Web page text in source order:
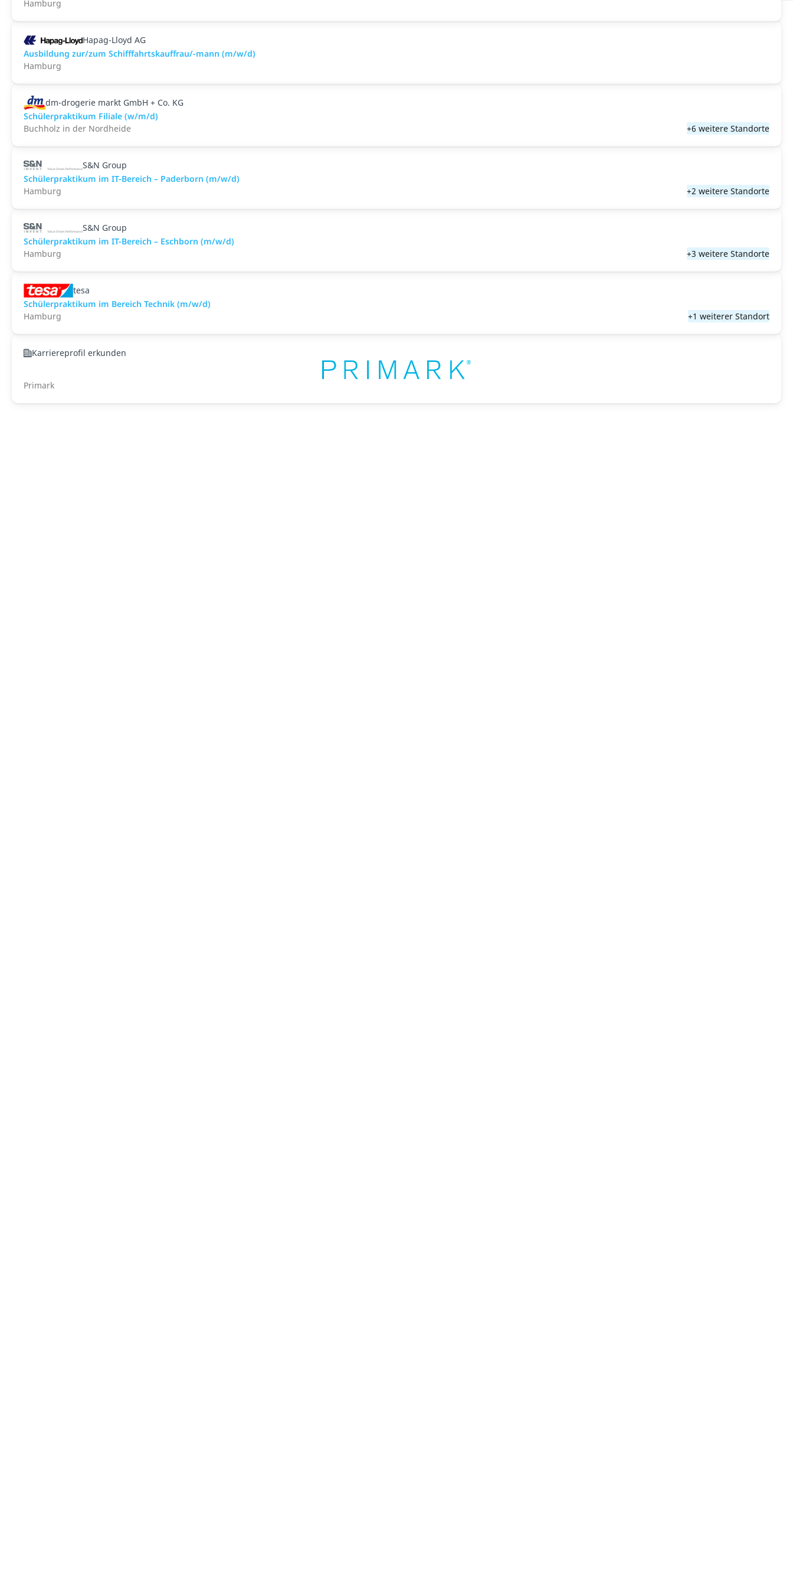
Hamburg
Hapag-Lloyd AG
Ausbildung zur/zum Schifffahrtskauffrau/-mann (m/w/d)
Hamburg
dm-drogerie markt GmbH + Co. KG
Schülerpraktikum Filiale (w/m/d)
Buchholz in der Nordheide
+6 weitere Standorte
S&N Group
Schülerpraktikum im IT-Bereich – Paderborn (m/w/d)
Hamburg
+2 weitere Standorte
S&N Group
Schülerpraktikum im IT-Bereich – Eschborn (m/w/d)
Hamburg
+3 weitere Standorte
tesa
Schülerpraktikum im Bereich Technik (m/w/d)
Hamburg
+1 weiterer Standort
Karriereprofil erkunden
Primark